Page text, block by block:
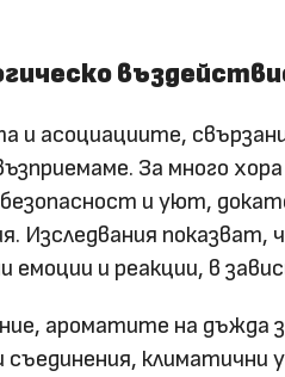
и асоциациите,
За много
и уют,
Изследвания
емоции и реакции, в
ароматите на дъжда
съединения, климатични